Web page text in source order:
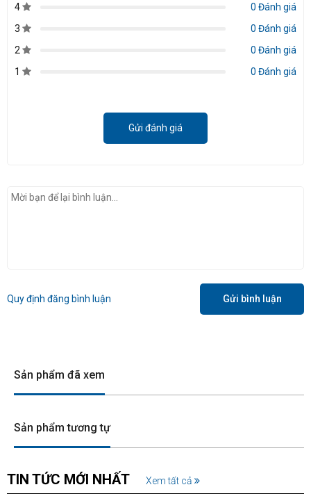
4
0 Đánh giá
3
0 Đánh giá
2
0 Đánh giá
1
0 Đánh giá
Gửi đánh giá
Quy định đăng bình luận Gửi bình luận
Sản phẩm đã xem
Sản phẩm tương tự
TIN TỨC MỚI NHẤT Xem tất cả